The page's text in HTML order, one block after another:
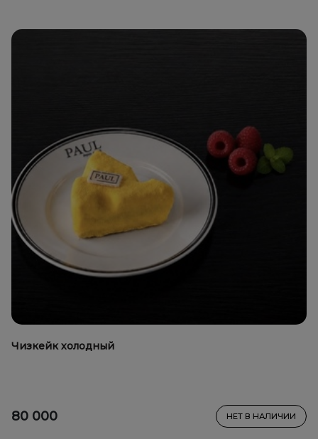
Чизкейк холодный
80 000 НЕТ В НАЛИЧИИ